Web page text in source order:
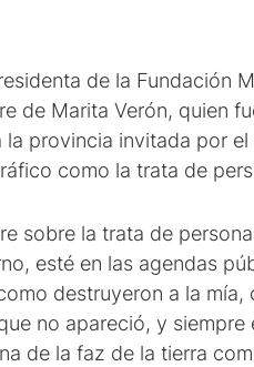
de la Fundación
de Marita Verón, quien
provincia invitada por
como la trata de
sobre la trata de
esté en las agendas
destruyeron a la
no apareció, y
de la faz de la tierra